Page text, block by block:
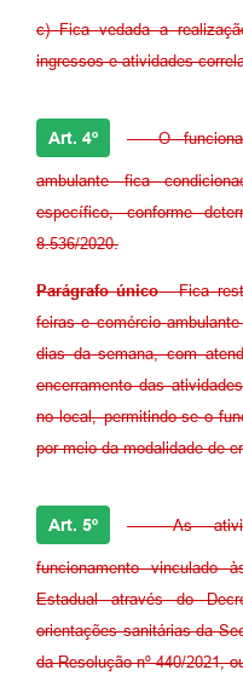
c) Fica vedada a
ingressos e atividades
Art. 4º - O
ambulante fica
específico, conforme
8.536/2020.
Parágrafo único- Fica
feiras e comércio
dias da semana, com
encerramento das
no local, permitindo-se o
por meio da modalidade de
Art. 5º - As
funcionamento vinculado
Estadual através do
orientações sanitárias da
da Resolução nº 440/2021,